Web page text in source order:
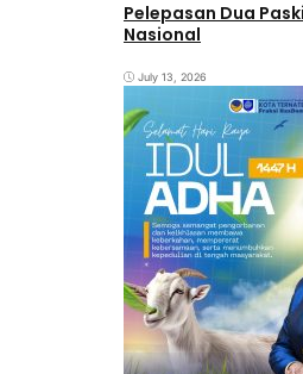
Pelepasan Dua
Nasional
July 13, 2026